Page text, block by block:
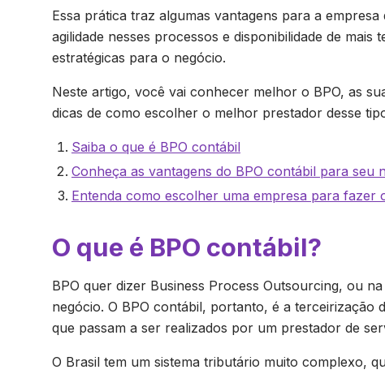
Essa prática traz algumas vantagens para a
agilidade nesses processos e disponibilidade de
estratégicas para o negócio.
Neste artigo, você vai conhecer melhor o BPO, as
dicas de como escolher o melhor prestador desse
Saiba o que é BPO contábil
Conheça as vantagens do BPO contábil para seu
Entenda como escolher uma empresa para fazer
O que é BPO contábil?
BPO quer dizer Business Process Outsourcing, ou
negócio. O BPO contábil, portanto, é a terceirização
que passam a ser realizados por um prestador de
O Brasil tem um sistema tributário muito complexo,